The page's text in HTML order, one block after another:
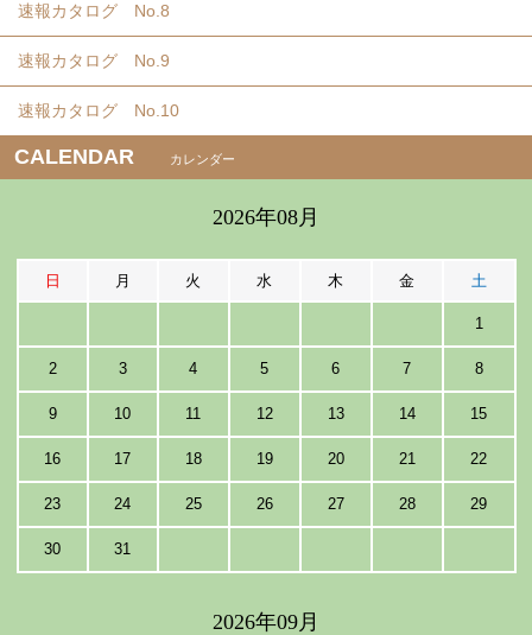
速報カタログ No.8
速報カタログ No.9
速報カタログ No.10
CALENDAR カレンダー
2026年08月
日 月 火 水 木 金 土
1
2 3 4 5 6 7 8
9 10 11 12 13 14 15
16 17 18 19 20 21 22
23 24 25 26 27 28 29
30 31
2026年09月